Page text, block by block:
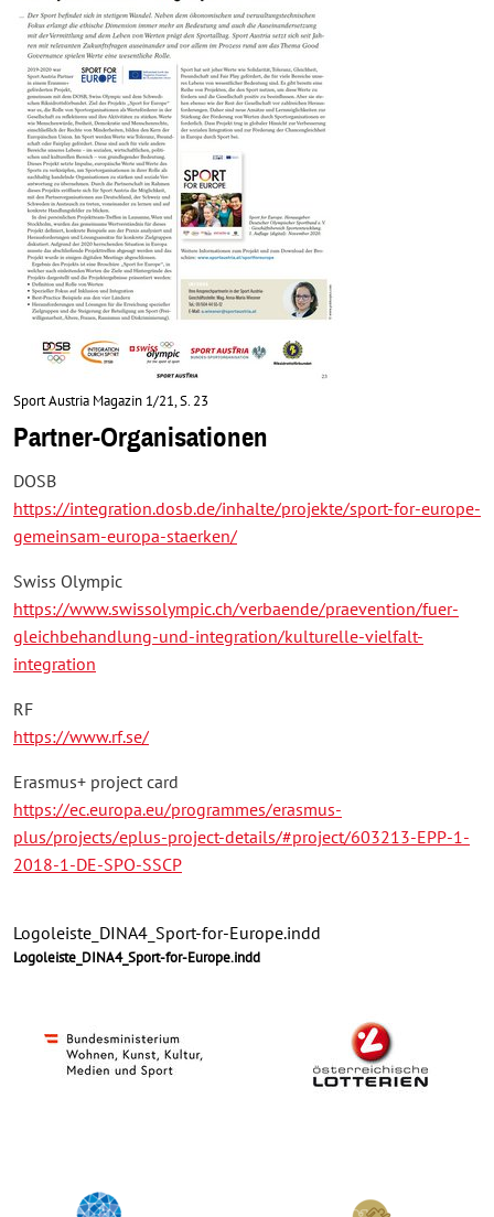
Sport Austria Magazin 1/21, S. 23
Partner-Organisationen
DOSB
https://integration.dosb.de/inhalte/projekte/sport-for-europe-
gemeinsam-europa-staerken/
Swiss Olympic
https://www.swissolympic.ch/verbaende/praevention/fuer-
gleichbehandlung-und-integration/kulturelle-vielfalt-
integration
RF
https://www.rf.se/
Erasmus+ project card
https://ec.europa.eu/programmes/erasmus-
plus/projects/eplus-project-details/#project/603213-EPP-1-
2018-1-DE-SPO-SSCP
Logoleiste_DINA4_Sport-for-Europe.indd
Logoleiste_DINA4_Sport-for-Europe.indd